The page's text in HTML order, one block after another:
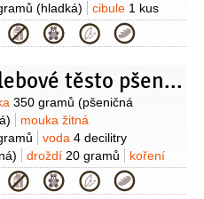
(hladká) cibule 1 kus
voda4 decilitry
droždí20 gramů
olej
kmín 1/2lžičky (mletý) Chlebové těsto pšenično-žitné
350 gramů (pšeničná
mouka žitná
voda 4 decilitry
droždí 20 gramů
koření
(mleté - kmín, anýz,
sůl1/2lžičky mouka(na